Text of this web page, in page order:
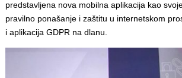
predstavljena nova mobilna aplikacija kao
pravilno ponašanje i zaštitu u internetskom
i aplikacija GDPR na dlanu.